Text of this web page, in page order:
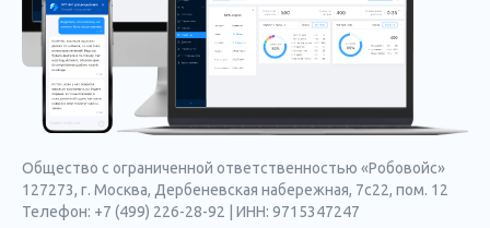
Общество с ограниченной ответственностью «Робовойс»
127273, г. Москва, Дербеневская набережная, 7с22, пом. 12
Телефон: +7 (499) 226-28-92 | ИНН: 9715347247